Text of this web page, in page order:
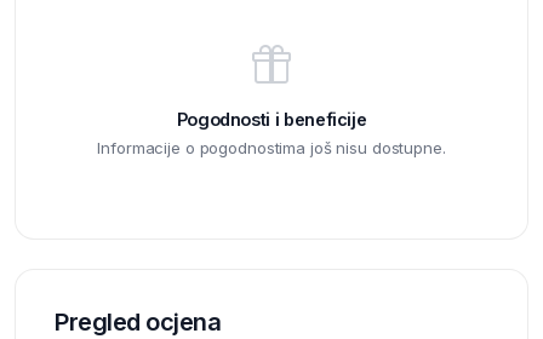
Pogodnosti i beneficije
Informacije o pogodnostima još nisu dostupne.
Pregled ocjena